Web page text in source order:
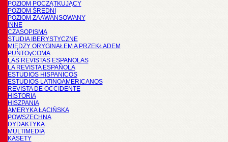
POZIOM POCZĄTKUJĄCY
POZIOM ŚREDNI
POZIOM ZAAWANSOWANY
INNE
CZASOPISMA
STUDIA IBERYSTYCZNE
MIĘDZY ORYGINAŁEM A PRZEKŁADEM
PUNTOyCOMA
LAS REVISTAS ESPANOLAS
LA REVISTA ESPAÑOLA
ESTUDIOS HISPANICOS
ESTUDIOS LATINOAMERICANOS
REVISTA DE OCCIDENTE
HISTORIA
HISZPANIA
AMERYKA ŁACIŃSKA
POWSZECHNA
DYDAKTYKA
MULTIMEDIA
KASETY